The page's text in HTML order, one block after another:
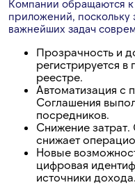
Компании обращаются
приложений, поскольку
важнейших задач
Прозрачность и
регистрируется
реестре.
Автоматизация с
Соглашения
посредников.
Снижение затрат.
снижает
Новые
цифровая
источники дохода.